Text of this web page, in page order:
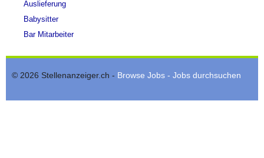
JOB-
Lehrstellen
finden
Lehrstellen
inserieren
Auslieferung
Babysitter
Bar Mitarbeiter
© 2026 Stellenanzeiger.ch - Browse Jobs - Jobs durchsuchen